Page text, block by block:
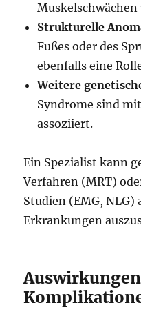
Strukturelle
Fußes oder des
ebenfalls eine
Weitere
Syndrome sind
assoziiert.
Ein Spezialist kann
Verfahren (MRT)
Studien (EMG, NLG)
Erkrankungen